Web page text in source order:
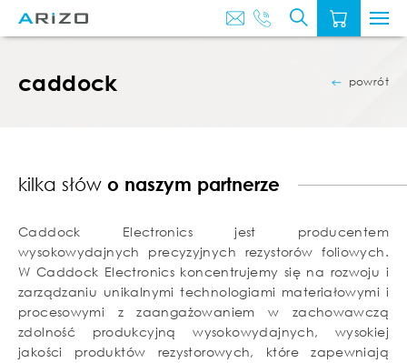
NAS
caddock powrót
kilka słów o naszym partnerze
Caddock Electronics jest producentem
wysokowydajnych precyzyjnych rezystorów foliowych.
W Caddock Electronics koncentrujemy się na rozwoju i
zarządzaniu unikalnymi technologiami materiałowymi i
procesowymi z zaangażowaniem w zachowawczą
zdolność produkcyjną wysokowydajnych, wysokiej
jakości produktów rezystorowych, które zapewniają